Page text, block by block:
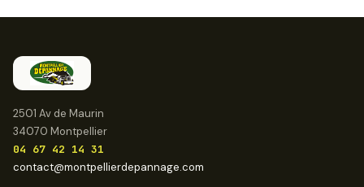
2501 Av de Maurin
34070 Montpellier
04 67 42 14 31
contact@montpellierdepannage.com